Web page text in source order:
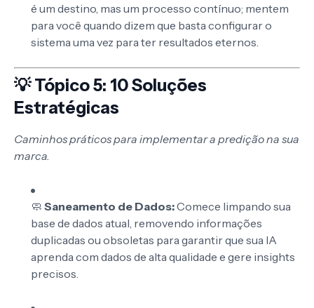
é um destino, mas um processo contínuo; mentem
para você quando dizem que basta configurar o
sistema uma vez para ter resultados eternos.
💡 Tópico 5: 10 Soluções
Estratégicas
Caminhos práticos para implementar a predição na sua
marca.
🧼 Saneamento de Dados:Comece limpando sua
base de dados atual, removendo informações
duplicadas ou obsoletas para garantir que sua IA
aprenda com dados de alta qualidade e gere insights
precisos.